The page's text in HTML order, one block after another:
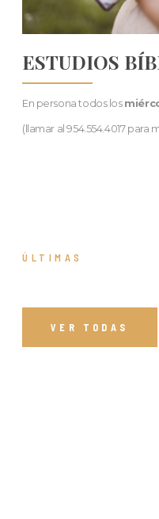
ESTUDIOS
En persona todos los
(llamar al 954.554.4017 para
ÚLTIMAS
VER TODAS